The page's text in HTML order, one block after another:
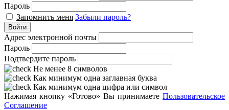
Пароль
Запомнить меня Забыли пароль?
Войти
Адрес электронной почты
Пароль
Подтвердите пароль
Не менее 8 символов
Как минимум одна заглавная буква
Как минимум одна цифра или символ
Нажимая кнопку «Готово» Вы принимаете Пользовательское
Соглашение